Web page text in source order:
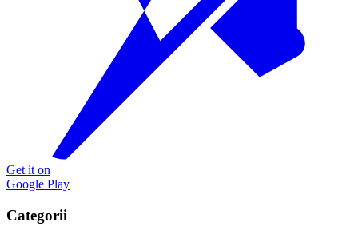
Get it on
Google Play
Categorii